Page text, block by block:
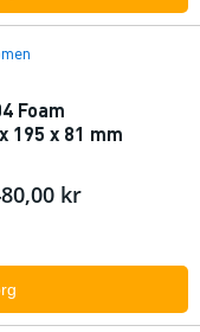
Foam
195 x 81 mm
kr